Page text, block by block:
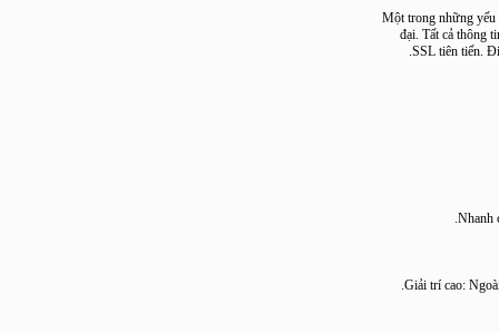
Một trong những
đại. Tất cả
SSL tiên
Giải trí cao: